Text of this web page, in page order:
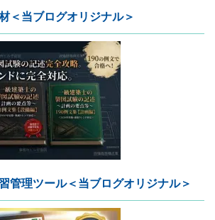
＜当ブログオリジナル＞
管理ツール＜当ブログオリジナル＞